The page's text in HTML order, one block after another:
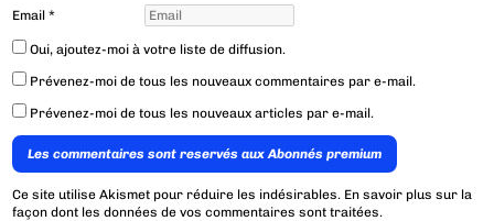
Email*
Oui, ajoutez-moi à votre liste de diffusion.
Prévenez-moi de tous les nouveaux commentaires par e-mail.
Prévenez-moi de tous les nouveaux articles par e-mail.
Les commentaires sont reservés aux Abonnés premium
Ce site utilise Akismet pour réduire les indésirables. En savoir plus sur la
façon dont les données de vos commentaires sont traitées.